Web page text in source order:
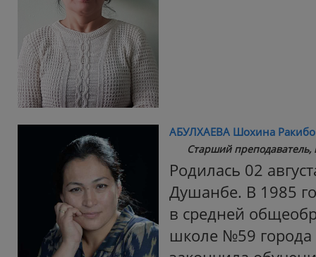
АБУЛХАЕВА Шохина
Старший преподаватель,
Родилась 02
Душанбе. В 1985
в средней
школе №59